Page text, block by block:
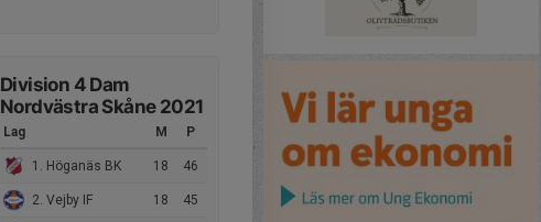
Division 4 Dam
Nordvästra Skåne 2021
Lag M P
1. Höganäs BK 18 46
2. Vejby IF 18 45